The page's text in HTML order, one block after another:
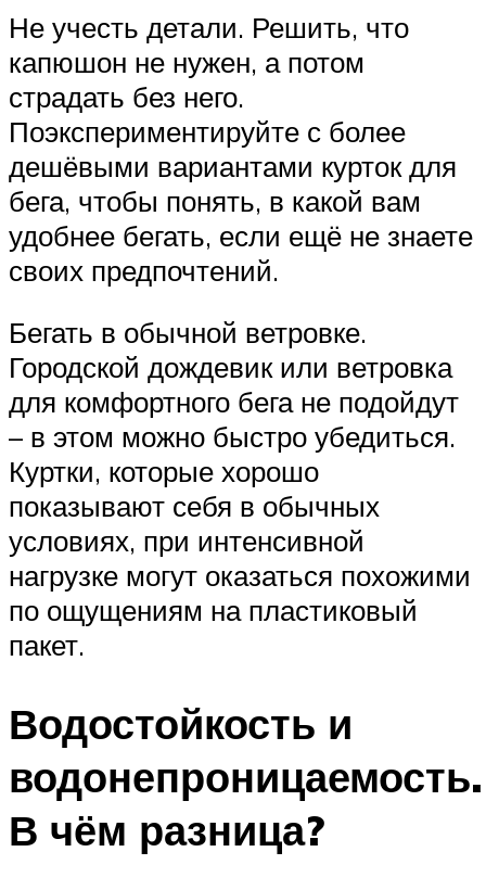
Не учесть детали. Решить, что
капюшон не нужен, а потом
страдать без него.
Поэкспериментируйте с более
дешёвыми вариантами курток для
бега, чтобы понять, в какой вам
удобнее бегать, если ещё не знаете
своих предпочтений.
Бегать в обычной ветровке.
Городской дождевик или ветровка
для комфортного бега не подойдут
– в этом можно быстро убедиться.
Куртки, которые хорошо
показывают себя в обычных
условиях, при интенсивной
нагрузке могут оказаться похожими
по ощущениям на пластиковый
пакет.
Водостойкость и
водонепроницаемость.
В чём разница?